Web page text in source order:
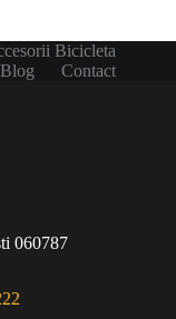
Bicicleta
Blog
Contact
060787